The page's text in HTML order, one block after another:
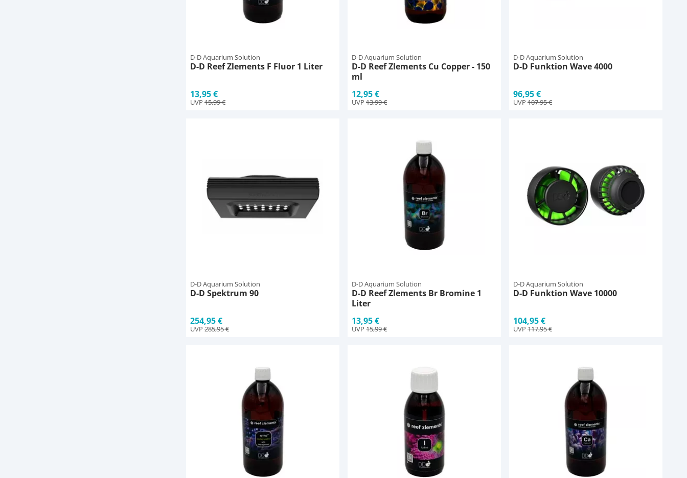
D-D Aquarium Solution
D-D Reef Zlements F Fluor 1 Liter
13,95 €
UVP 15,99 €
D-D Aquarium Solution
D-D Reef Zlements Cu Copper - 150
ml
12,95 €
UVP 13,99 €
D-D Aquarium Solution
D-D Funktion Wave 4000
96,95 €
UVP 107,95 €
D-D Aquarium Solution
D-D Spektrum 90
254,95 €
UVP 285,95 €
D-D Aquarium Solution
D-D Reef Zlements Br Bromine 1
Liter
13,95 €
UVP 15,99 €
D-D Aquarium Solution
D-D Funktion Wave 10000
104,95 €
UVP 117,95 €